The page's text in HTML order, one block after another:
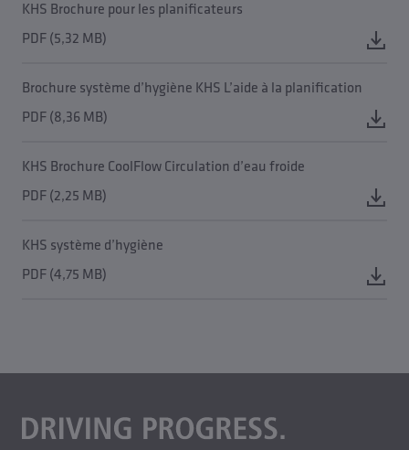
KHS Brochure pour les planificateurs
PDF (5,32 MB)
Brochure système d’hygiène KHS L’aide à la planification
PDF (8,36 MB)
KHS Brochure CoolFlow Circulation d’eau froide
PDF (2,25 MB)
KHS système d’hygiène
PDF (4,75 MB)